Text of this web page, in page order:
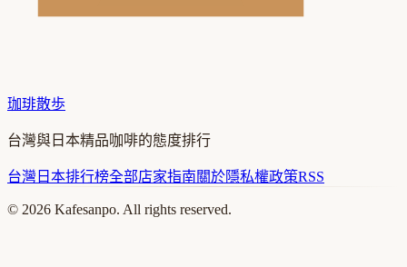
珈琲散歩
台灣與日本精品咖啡的態度排行
台灣 日本排行榜全部店家指南關於隱私權政策RSS
© 2026 Kafesanpo. All rights reserved.